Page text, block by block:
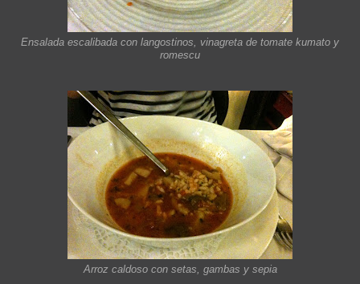
Ensalada escalibada con langostinos, vinagreta de tomate kumato y
romescu
Arroz caldoso con setas, gambas y sepia